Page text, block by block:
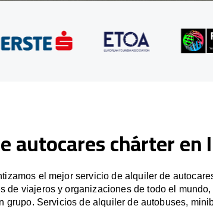
autocares chárter en
el mejor servicio de alquiler de
de viajeros y organizaciones de todo el
grupo. Servicios de alquiler de autobuses,